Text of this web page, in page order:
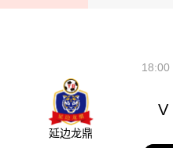
18:00
延边龙鼎
V